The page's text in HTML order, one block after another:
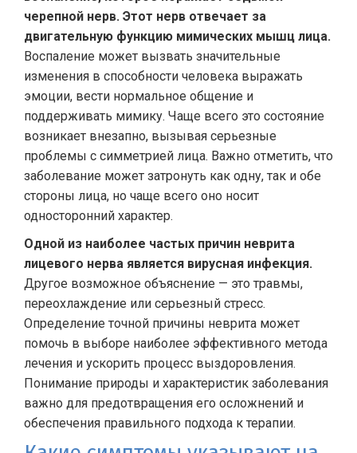
черепной нерв. Этот нерв отвечает за
двигательную функцию мимических мышц лица.
Воспаление может вызвать значительные
изменения в способности человека выражать
эмоции, вести нормальное общение и
поддерживать мимику. Чаще всего это состояние
возникает внезапно, вызывая серьезные
проблемы с симметрией лица. Важно отметить, что
заболевание может затронуть как одну, так и обе
стороны лица, но чаще всего оно носит
односторонний характер.
Одной из наиболее частых причин неврита
лицевого нерва является вирусная инфекция.
Другое возможное объяснение — это травмы,
переохлаждение или серьезный стресс.
Определение точной причины неврита может
помочь в выборе наиболее эффективного метода
лечения и ускорить процесс выздоровления.
Понимание природы и характеристик заболевания
важно для предотвращения его осложнений и
обеспечения правильного подхода к терапии.